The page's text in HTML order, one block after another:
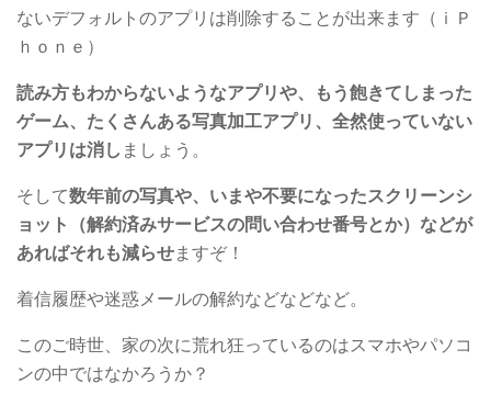
ないデフォルトのアプリは削除することが出来ます（ｉＰ
ｈｏｎｅ）
読み方もわからないようなアプリや、もう飽きてしまった
ゲーム、たくさんある写真加工アプリ、全然使っていない
アプリは消し ましょう。
そして数年前の写真や、いまや不要になったスクリーンシ
ョット（解約済みサービスの問い合わせ番号とか）などが
あればそれも減らせますぞ！
着信履歴や迷惑メールの解約などなどなど。
このご時世、家の次に荒れ狂っているのはスマホやパソコ
ンの中ではなかろうか？